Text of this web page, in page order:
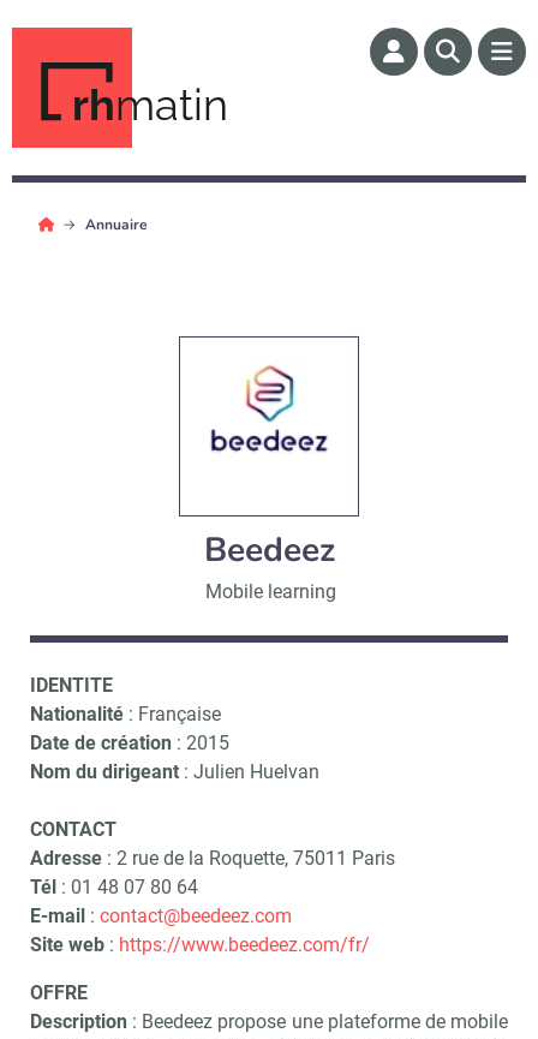
rhmatin
Annuaire
Beedeez
Mobile learning
IDENTITE
Nationalité : Française
Date de création : 2015
Nom du dirigeant : Julien Huelvan
CONTACT
Adresse : 2 rue de la Roquette, 75011 Paris
Tél : 01 48 07 80 64
E-mail : contact@beedeez.com
Site web : https://www.beedeez.com/fr/
OFFRE
Description : Beedeez propose une plateforme de mobile